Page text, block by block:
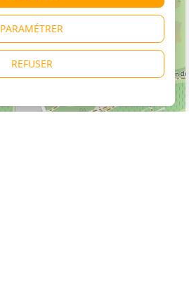
PARAMÉTRER
REFUSER